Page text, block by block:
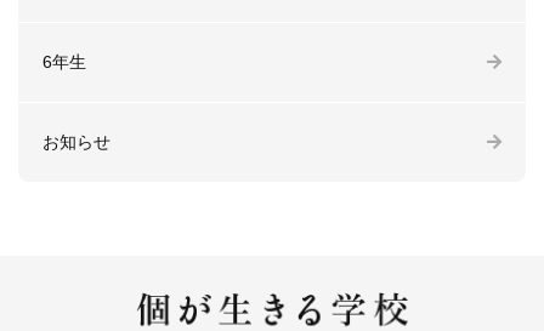
6年生
お知らせ